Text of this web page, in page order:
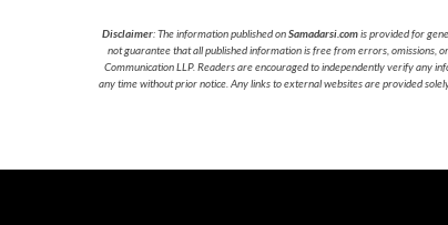
Disclaimer: The information published onSamadarsi.comis provided for
not guarantee that all published information is free from errors, omissions,
Communication LLP. Readers are encouraged to independently verify any
any time without prior notice. Any links to external websites are provided